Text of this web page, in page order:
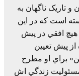
تاريک ناگهان به
است که در اين
هيچ افقي در پيش
پيش تعيين
براي او مطرح
زندگي اش